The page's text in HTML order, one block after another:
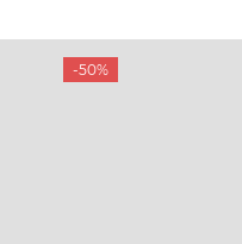
-50%